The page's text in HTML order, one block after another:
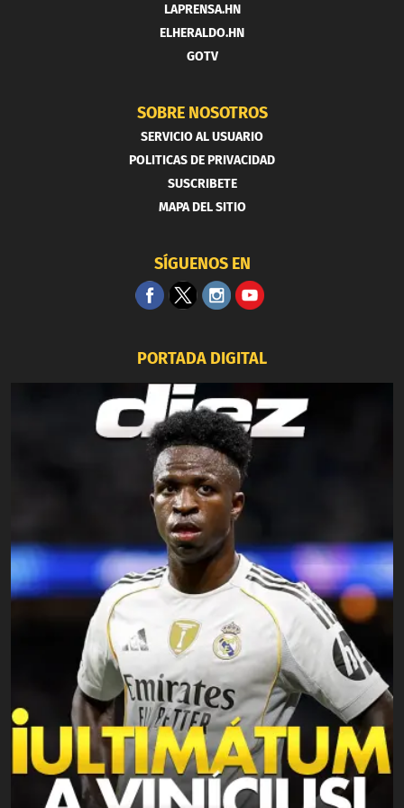
LAPRENSA.HN
ELHERALDO.HN
GOTV
SOBRE NOSOTROS
SERVICIO AL USUARIO
POLITICAS DE PRIVACIDAD
SUSCRIBETE
MAPA DEL SITIO
SÍGUENOS EN
PORTADA DIGITAL